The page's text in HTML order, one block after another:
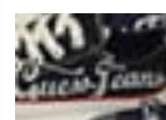
invadem
nova
coleção
da
Zinco